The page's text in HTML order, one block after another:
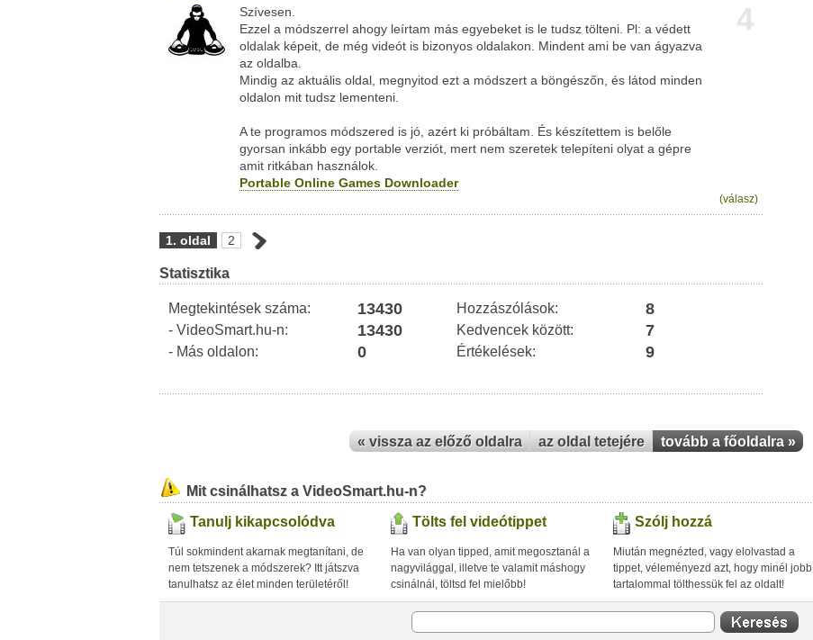
4
Szívesen.
Ezzel a módszerrel ahogy leírtam más egyebeket is le tudsz tölteni. Pl: a védett
oldalak képeit, de még videót is bizonyos oldalakon. Mindent ami be van ágyazva
az oldalba.
Mindig az aktuális oldal, megnyitod ezt a módszert a böngészőn, és látod minden
oldalon mit tudsz lementeni.
A te programos módszered is jó, azért ki próbáltam. És készítettem is belőle
gyorsan inkább egy portable verziót, mert nem szeretek telepíteni olyat a gépre
amit ritkában használok.
Portable Online Games Downloader
(válasz)
1. oldal 2
Statisztika
Megtekintések száma: 13430 Hozzászólások: 8
- VideoSmart.hu-n: 13430 Kedvencek között: 7
- Más oldalon: 0 Értékelések: 9
« vissza az előző oldalra az oldal tetejére tovább a főoldalra »
Mit csinálhatsz a VideoSmart.hu-n?
Tanulj kikapcsolódva
Túl sokmindent akarnak megtanítani, de
nem tetszenek a módszerek? Itt játszva
tanulhatsz az élet minden területéről!
Tölts fel videótippet
Ha van olyan tipped, amit megosztanál a
nagyvilággal, illetve te valamit máshogy
csinálnál, töltsd fel mielőbb!
Szólj hozzá
Miután megnézted, vagy elolvastad a
tippet, véleményezd azt, hogy minél jobb
tartalommal tölthessük fel az oldalt!